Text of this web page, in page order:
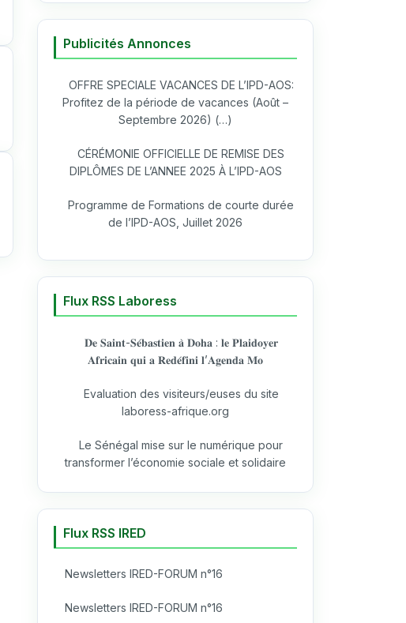
Publicités Annonces
OFFRE SPECIALE VACANCES DE L’IPD-AOS:
Profitez de la période de vacances (Août –
Septembre 2026) (…)
CÉRÉMONIE OFFICIELLE DE REMISE DES
DIPLÔMES DE L’ANNEE 2025 À L’IPD-AOS
Programme de Formations de courte durée
de l’IPD-AOS, Juillet 2026
Flux RSS Laboress
𝐃𝐞 𝐒𝐚𝐢𝐧𝐭-𝐒𝐞́𝐛𝐚𝐬𝐭𝐢𝐞𝐧 𝐚̀ 𝐃𝐨𝐡𝐚 : 𝐥𝐞 𝐏𝐥𝐚𝐢𝐝𝐨𝐲𝐞𝐫
𝐀𝐟𝐫𝐢𝐜𝐚𝐢𝐧 𝐪𝐮𝐢 𝐚 𝐑𝐞𝐝𝐞́𝐟𝐢𝐧𝐢 𝐥’𝐀𝐠𝐞𝐧𝐝𝐚 𝐌𝐨
Evaluation des visiteurs/euses du site
laboress-afrique.org
Le Sénégal mise sur le numérique pour
transformer l’économie sociale et solidaire
Flux RSS IRED
Newsletters IRED-FORUM n°16
Newsletters IRED-FORUM n°16